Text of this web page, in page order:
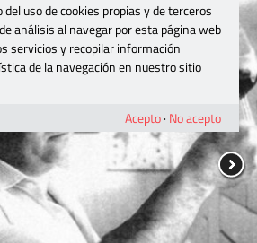
uso de cookies propias y de terceros
análisis al navegar por esta página web
servicios y recopilar información
de la navegación en nuestro sitio
Acepto· No acepto